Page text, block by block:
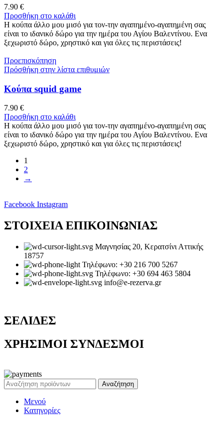
7.90 €
Προσθήκη στο καλάθι
Η κούπα άλλο μου μισό για τον-την αγαπημένο-αγαπημένη σας
είναι το ιδανικό δώρο για την ημέρα του Αγίου Βαλεντίνου. Ενα
ξεχωριστό δώρο, χρηστικό και για όλες τις περιστάσεις!
Προεπισκόπηση
Πρόσθήκη στην λίστα επιθυμιών
Κούπα squid game
7.90 €
Προσθήκη στο καλάθι
Η κούπα άλλο μου μισό για τον-την αγαπημένο-αγαπημένη σας
είναι το ιδανικό δώρο για την ημέρα του Αγίου Βαλεντίνου. Ενα
ξεχωριστό δώρο, χρηστικό και για όλες τις περιστάσεις!
1
2
→
Facebook Instagram
ΣΤΟΙΧΕΙΑ ΕΠΙΚΟΙΝΩΝΙΑΣ
Μαγνησίας 20, Κερατσίνι Αττικής
18757
Τηλέφωνο: +30 216 700 5267
Τηλέφωνο: +30 694 463 5804
info@e-rezerva.gr
ΣΕΛΙΔΕΣ
ΧΡΗΣΙΜΟΙ ΣΥΝΔΕΣΜΟΙ
Αναζήτηση
Μενού
Κατηγορίες